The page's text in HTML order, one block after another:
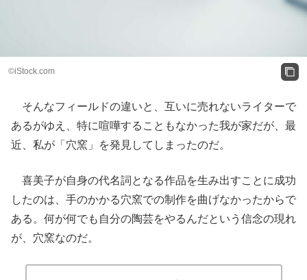
©iStock.com
そんなフィールドの違いと、互いに売れないライターで
あるがゆえ、特に喧嘩することもなかった我が家だが、最
近、私が「穴窯」を発見してしまったのだ。
喜美子が自身の代名詞となる作品を生み出すことに成功
したのは、手のかかる穴窯での制作を曲げなかったからで
ある。何が何でも自分の陶芸をやるんだという信念の現れ
が、穴窯なのだ。